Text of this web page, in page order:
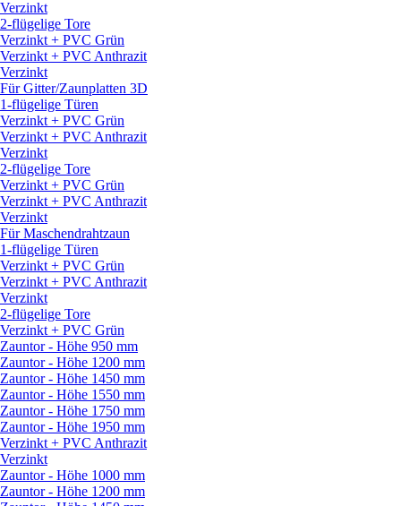
Verzinkt
2-flügelige Tore
Verzinkt + PVC Grün
Verzinkt + PVC Anthrazit
Verzinkt
Für Gitter/Zaunplatten 3D
1-flügelige Türen
Verzinkt + PVC Grün
Verzinkt + PVC Anthrazit
Verzinkt
2-flügelige Tore
Verzinkt + PVC Grün
Verzinkt + PVC Anthrazit
Verzinkt
Für Maschendrahtzaun
1-flügelige Türen
Verzinkt + PVC Grün
Verzinkt + PVC Anthrazit
Verzinkt
2-flügelige Tore
Verzinkt + PVC Grün
Zauntor - Höhe 950 mm
Zauntor - Höhe 1200 mm
Zauntor - Höhe 1450 mm
Zauntor - Höhe 1550 mm
Zauntor - Höhe 1750 mm
Zauntor - Höhe 1950 mm
Verzinkt + PVC Anthrazit
Verzinkt
Zauntor - Höhe 1000 mm
Zauntor - Höhe 1200 mm